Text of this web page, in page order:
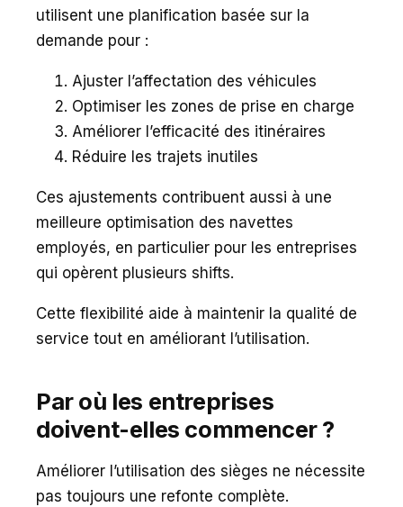
utilisent une planification basée sur la
demande pour :
Ajuster l’affectation des véhicules
Optimiser les zones de prise en charge
Améliorer l’efficacité des itinéraires
Réduire les trajets inutiles
Ces ajustements contribuent aussi à une
meilleure optimisation des navettes
employés, en particulier pour les entreprises
qui opèrent plusieurs shifts.
Cette flexibilité aide à maintenir la qualité de
service tout en améliorant l’utilisation.
Par où les entreprises
doivent-elles commencer ?
Améliorer l’utilisation des sièges ne nécessite
pas toujours une refonte complète.